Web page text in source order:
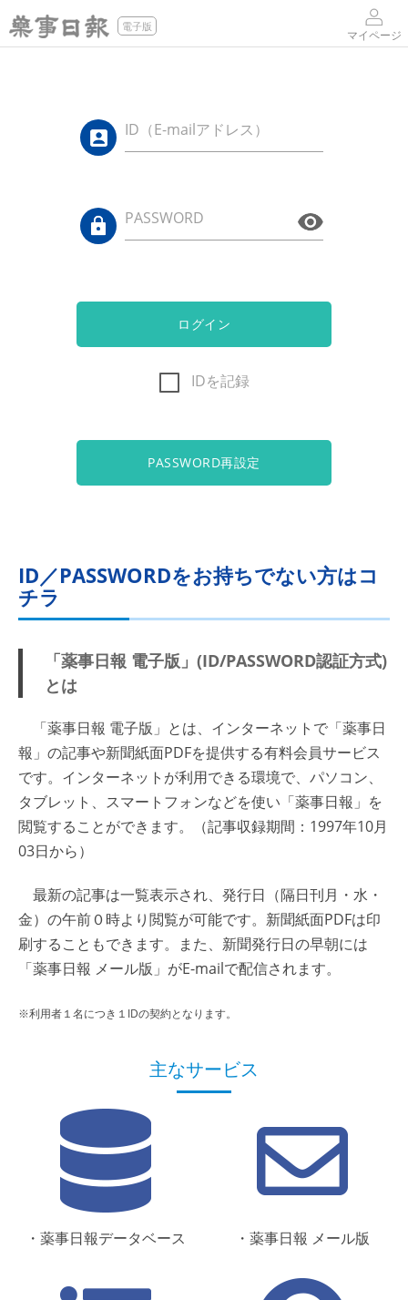
電子版
マイページ
ID（E-mailアドレス）
PASSWORD
ログイン
IDを記録
PASSWORD再設定
ID／PASSWORDをお持ちでない方はコ
チラ
「薬事日報 電子版」(ID/PASSWORD認証方式)
とは
「薬事日報 電子版」とは、インターネットで「薬事日
報」の記事や新聞紙面PDFを提供する有料会員サービス
です。インターネットが利用できる環境で、パソコン、
タブレット、スマートフォンなどを使い「薬事日報」を
閲覧することができます。（記事収録期間：1997年10月
03日から）
最新の記事は一覧表示され、発行日（隔日刊月・水・
金）の午前０時より閲覧が可能です。新聞紙面PDFは印
刷することもできます。また、新聞発行日の早朝には
「薬事日報 メール版」がE-mailで配信されます。
※利用者１名につき１IDの契約となります。
主なサービス
・薬事日報データベース ・薬事日報 メール版